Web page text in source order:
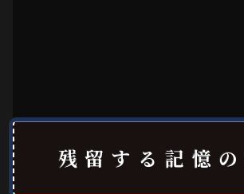
残留する記憶